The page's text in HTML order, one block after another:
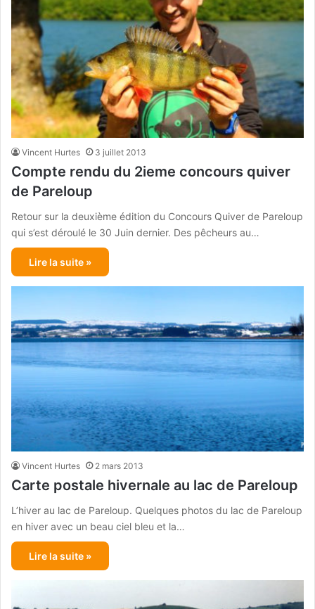
Vincent Hurtes 3 juillet 2013
Compte rendu du 2ieme concours quiver
de Pareloup
Retour sur la deuxième édition du Concours Quiver de Pareloup
qui s’est déroulé le 30 Juin dernier. Des pêcheurs au…
Lire la suite »
Vincent Hurtes 2 mars 2013
Carte postale hivernale au lac de Pareloup
L’hiver au lac de Pareloup. Quelques photos du lac de Pareloup
en hiver avec un beau ciel bleu et la…
Lire la suite »